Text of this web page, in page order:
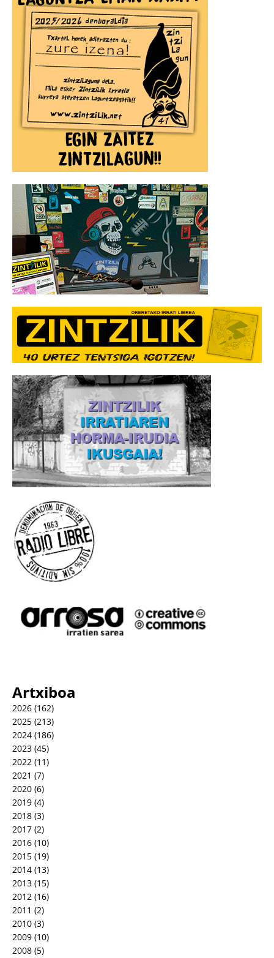
Artxiboa
2026 (162)
2025 (213)
2024 (186)
2023 (45)
2022 (11)
2021 (7)
2020 (6)
2019 (4)
2018 (3)
2017 (2)
2016 (10)
2015 (19)
2014 (13)
2013 (15)
2012 (16)
2011 (2)
2010 (3)
2009 (10)
2008 (5)